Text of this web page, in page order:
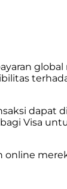
global
dapat
Visa
online